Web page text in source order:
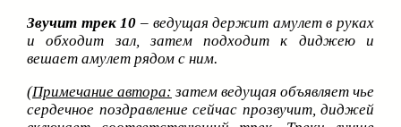
Звучит трек 10 – ведущая держит амулет в руках
и обходит зал, затем подходит к диджею и
вешает амулет рядом с ним.
(Примечание автора: затем ведущая объявляет чье
сердечное поздравление сейчас прозвучит, диджей